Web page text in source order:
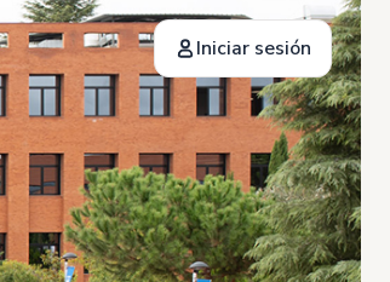
Iniciar sesión